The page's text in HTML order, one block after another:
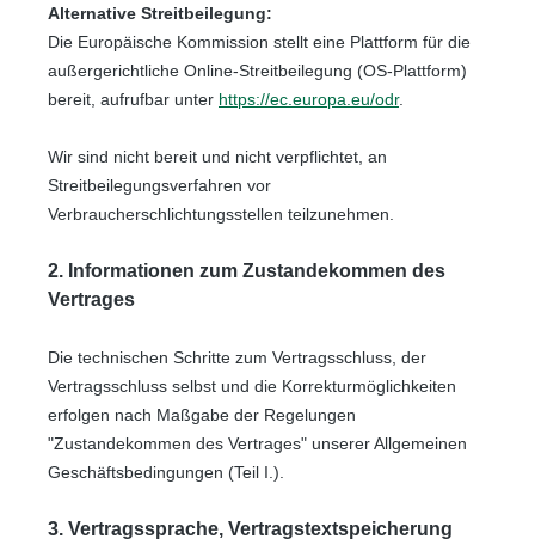
Alternative Streitbeilegung:
Die Europäische Kommission stellt eine Plattform für die
außergerichtliche Online-Streitbeilegung (OS-Plattform)
bereit, aufrufbar unter https://ec.europa.eu/odr.
Wir sind nicht bereit und nicht verpflichtet, an
Streitbeilegungsverfahren vor
Verbraucherschlichtungsstellen teilzunehmen.
2. Informationen zum Zustandekommen des
Vertrages
Die technischen Schritte zum Vertragsschluss, der
Vertragsschluss selbst und die Korrekturmöglichkeiten
erfolgen nach Maßgabe der Regelungen
"Zustandekommen des Vertrages" unserer Allgemeinen
Geschäftsbedingungen (Teil I.).
3. Vertragssprache, Vertragstextspeicherung